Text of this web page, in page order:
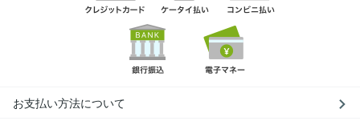
お支払い方法について